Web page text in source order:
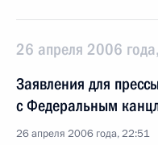
26 апреля 2006
Заявления для
с Федеральным
26 апреля 2006 года, 22:51